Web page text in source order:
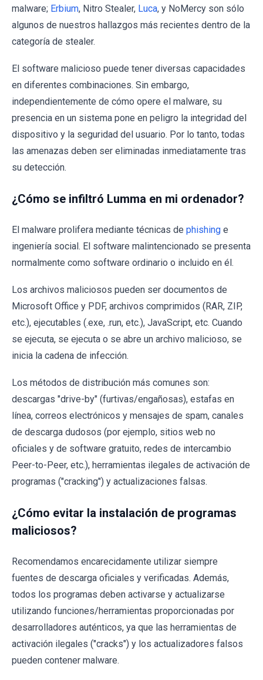
malware; Erbium, Nitro Stealer, Luca, y NoMercy son sólo
algunos de nuestros hallazgos más recientes dentro de la
categoría de stealer.
El software malicioso puede tener diversas capacidades
en diferentes combinaciones. Sin embargo,
independientemente de cómo opere el malware, su
presencia en un sistema pone en peligro la integridad del
dispositivo y la seguridad del usuario. Por lo tanto, todas
las amenazas deben ser eliminadas inmediatamente tras
su detección.
¿Cómo se infiltró Lumma en mi ordenador?
El malware prolifera mediante técnicas de phishing e
ingeniería social. El software malintencionado se presenta
normalmente como software ordinario o incluido en él.
Los archivos maliciosos pueden ser documentos de
Microsoft Office y PDF, archivos comprimidos (RAR, ZIP,
etc.), ejecutables (.exe, .run, etc.), JavaScript, etc. Cuando
se ejecuta, se ejecuta o se abre un archivo malicioso, se
inicia la cadena de infección.
Los métodos de distribución más comunes son:
descargas "drive-by" (furtivas/engañosas), estafas en
línea, correos electrónicos y mensajes de spam, canales
de descarga dudosos (por ejemplo, sitios web no
oficiales y de software gratuito, redes de intercambio
Peer-to-Peer, etc.), herramientas ilegales de activación de
programas ("cracking") y actualizaciones falsas.
¿Cómo evitar la instalación de programas
maliciosos?
Recomendamos encarecidamente utilizar siempre
fuentes de descarga oficiales y verificadas. Además,
todos los programas deben activarse y actualizarse
utilizando funciones/herramientas proporcionadas por
desarrolladores auténticos, ya que las herramientas de
activación ilegales ("cracks") y los actualizadores falsos
pueden contener malware.